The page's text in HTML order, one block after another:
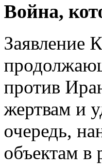
Война,
Заявление
против
жертвам и
очередь,
объектам в